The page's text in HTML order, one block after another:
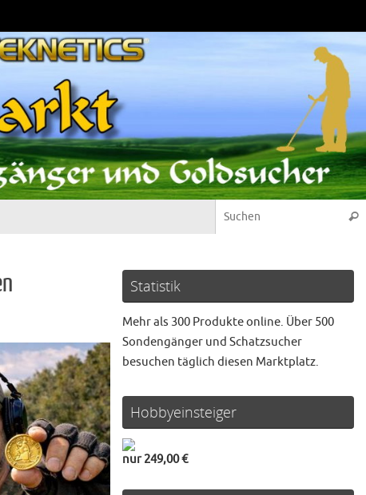
Statistik
Mehr als 300 Produkte online. Über 500
Sondengänger und Schatzsucher
besuchen täglich diesen Marktplatz.
Hobbyeinsteiger
nur 249,00 €